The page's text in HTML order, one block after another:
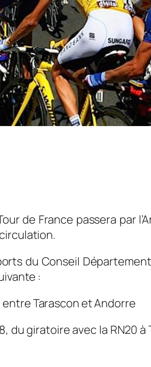
de France passera par
du Conseil
:
entre Tarascon et Andorre
du giratoire avec la RN20